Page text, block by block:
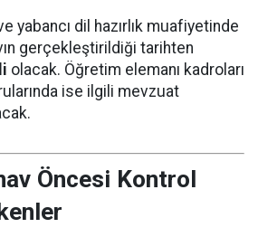
yabancı dil hazırlık muafiyetinde
gerçekleştirildiği tarihten
olacak. Öğretim elemanı kadroları
ise ilgili mevzuat
Öncesi Kontrol